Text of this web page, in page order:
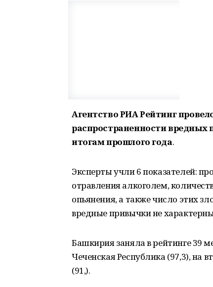
Агентство РИА Рейтинг
распространенности вредных
итогам прошлого года.
Эксперты учли 6 показателей:
отравления алкоголем,
опьянения, а также число этих
вредные привычки не
Башкирия заняла в рейтинге 39
Чеченская Республика (97,3), на
(91,).